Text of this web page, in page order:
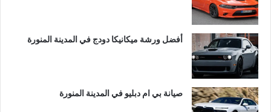
أفضل ورشة ميكانيكا دودج في المدينة المنورة
صيانة بي ام دبليو في المدينة المنورة